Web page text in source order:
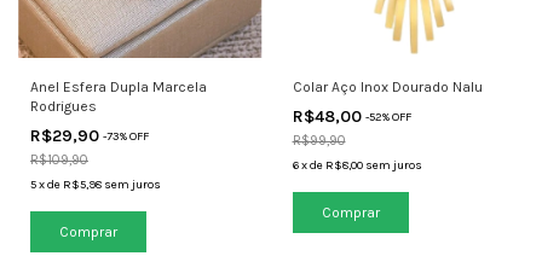
Anel Esfera Dupla Marcela
Rodrigues
R$29,90 -73% OFF
R$109,90
5xde R$5,98 sem juros
Comprar
Colar Aço Inox Dourado Nalu
R$48,00 -52% OFF
R$99,90
6 xde R$8,00 sem juros